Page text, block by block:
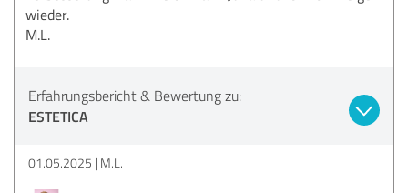
wieder.
M.L.
Erfahrungsbericht & Bewertung zu:
ESTETICA
01.05.2025 M.L.